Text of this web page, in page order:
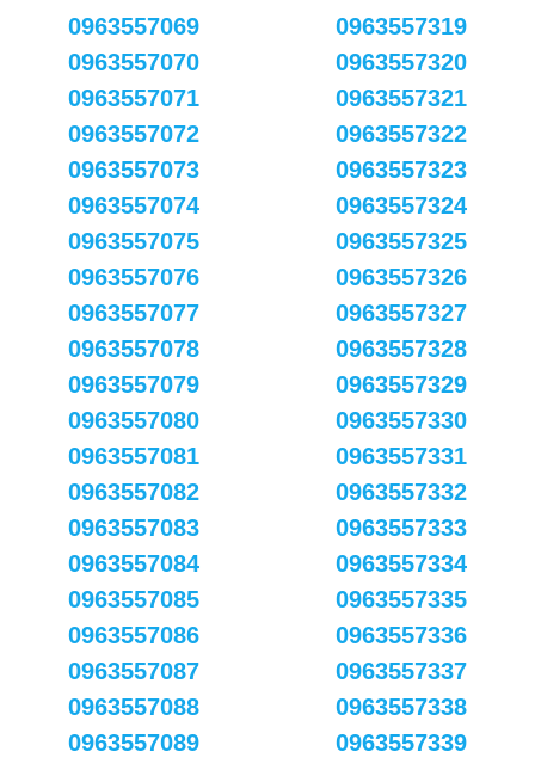
0963557069
0963557070
0963557071
0963557072
0963557073
0963557074
0963557075
0963557076
0963557077
0963557078
0963557079
0963557080
0963557081
0963557082
0963557083
0963557084
0963557085
0963557086
0963557087
0963557088
0963557089
0963557319
0963557320
0963557321
0963557322
0963557323
0963557324
0963557325
0963557326
0963557327
0963557328
0963557329
0963557330
0963557331
0963557332
0963557333
0963557334
0963557335
0963557336
0963557337
0963557338
0963557339